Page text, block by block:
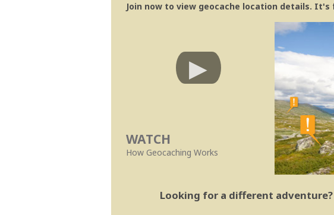
Join now to view geocache location details. It's
WATCH
How Geocaching Works
Looking for a different adventure?